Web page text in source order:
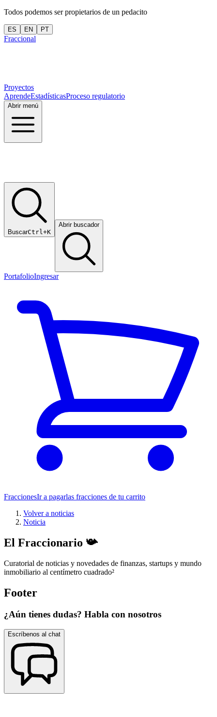
Todos podemos ser propietarios de un pedacito
ES EN PT
Fraccional
Proyectos
AprendeEstadísticasProceso regulatorio
Abrir menú
BuscarCtrl+K
Abrir buscador
PortafolioIngresar
FraccionesIr a pagarlas fracciones de tu carrito
Volver a noticias
Noticia
El Fraccionario 📯
Curatorial de noticias y novedades de finanzas, startups y mundo
inmobiliario al centímetro cuadrado²
Footer
¿Aún tienes dudas? Habla con nosotros
Escríbenos al chat